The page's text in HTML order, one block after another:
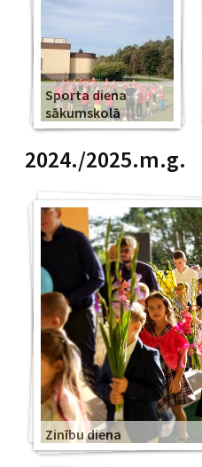
Sporta diena
sākumskolā
2024./2025.m.g.
Zinību diena